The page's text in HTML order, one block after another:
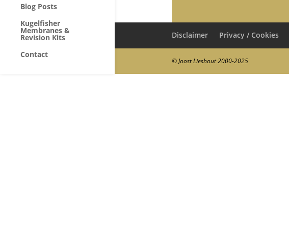
Blog Posts
Kugelfisher
Membranes &
Revision Kits
Contact
Disclaimer Privacy / Cookies
© Joost Lieshout 2000-2025